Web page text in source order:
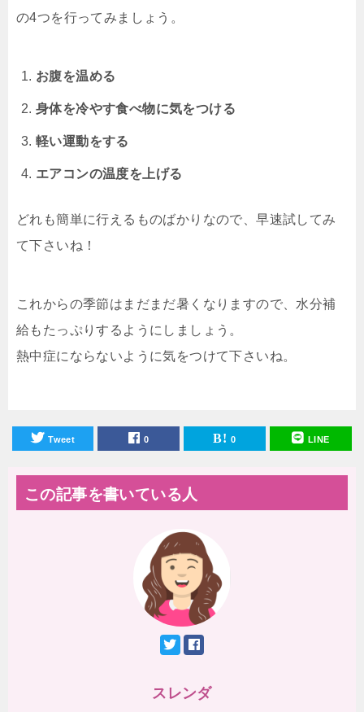
の4つを行ってみましょう。
お腹を温める
身体を冷やす食べ物に気をつける
軽い運動をする
エアコンの温度を上げる
どれも簡単に行えるものばかりなので、早速試してみ
て下さいね！
これからの季節はまだまだ暑くなりますので、水分補
給もたっぷりするようにしましょう。
熱中症にならないように気をつけて下さいね。
Tweet 0 0 LINE
この記事を書いている人
スレンダ